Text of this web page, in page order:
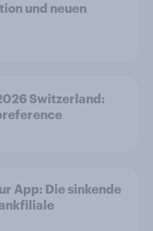
und neuen
Switzerland:
App: Die sinkende